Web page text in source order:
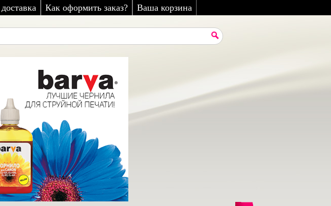
Как оформить заказ? Ваша корзина